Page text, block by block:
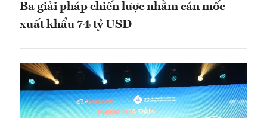
Ba giải pháp chiến lược nhằm cán mốc
xuất khẩu 74 tỷ USD